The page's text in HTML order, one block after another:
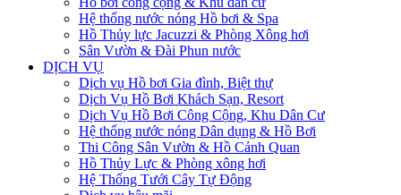
Hệ thống nước nóng Hồ bơi & Spa
Hồ Thủy lực Jacuzzi & Phòng Xông hơi
Sân Vườn & Đài Phun nước
DỊCH VỤ
Dịch vụ Hồ bơi Gia đình, Biệt thự
Dịch Vụ Hồ Bơi Khách Sạn, Resort
Dịch Vụ Hồ Bơi Công Cộng, Khu Dân Cư
Hệ thống nước nóng Dân dụng & Hồ Bơi
Thi Công Sân Vườn & Hồ Cảnh Quan
Hồ Thủy Lực & Phòng xông hơi
Hệ Thống Tưới Cây Tự Động